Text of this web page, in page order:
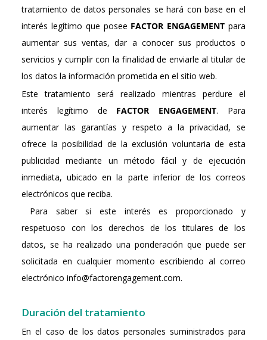
tratamiento de datos personales se hará con base en el
interés legítimo que posee FACTOR ENGAGEMENT para
aumentar sus ventas, dar a conocer sus productos o
servicios y cumplir con la finalidad de enviarle al titular de
los datos la información prometida en el sitio web.
Este tratamiento será realizado mientras perdure el
interés legítimo de FACTOR ENGAGEMENT. Para
aumentar las garantías y respeto a la privacidad, se
ofrece la posibilidad de la exclusión voluntaria de esta
publicidad mediante un método fácil y de ejecución
inmediata, ubicado en la parte inferior de los correos
electrónicos que reciba.
Para saber si este interés es proporcionado y
respetuoso con los derechos de los titulares de los
datos, se ha realizado una ponderación que puede ser
solicitada en cualquier momento escribiendo al correo
electrónico info@factorengagement.com.
Duración del tratamiento
En el caso de los datos personales suministrados para